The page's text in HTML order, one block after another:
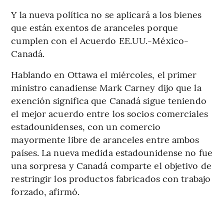
Y la nueva política no se aplicará a los bienes
que están exentos de aranceles porque
cumplen con el Acuerdo EE.UU.-México-
Canadá.
Hablando en Ottawa el miércoles, el primer
ministro canadiense Mark Carney dijo que la
exención significa que Canadá sigue teniendo
el mejor acuerdo entre los socios comerciales
estadounidenses, con un comercio
mayormente libre de aranceles entre ambos
países. La nueva medida estadounidense no fue
una sorpresa y Canadá comparte el objetivo de
restringir los productos fabricados con trabajo
forzado, afirmó.